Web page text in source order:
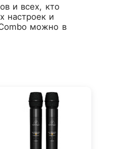
и всех, кто
настроек и
можно в